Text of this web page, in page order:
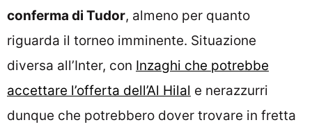
conferma di Tudor, almeno per quanto
riguarda il torneo imminente. Situazione
diversa all’Inter, con Inzaghi che potrebbe
accettare l’offerta dell’Al Hilal e nerazzurri
dunque che potrebbero dover trovare in fretta